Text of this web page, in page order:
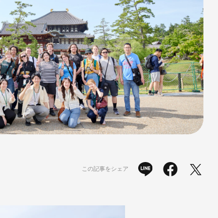
この記事をシェア